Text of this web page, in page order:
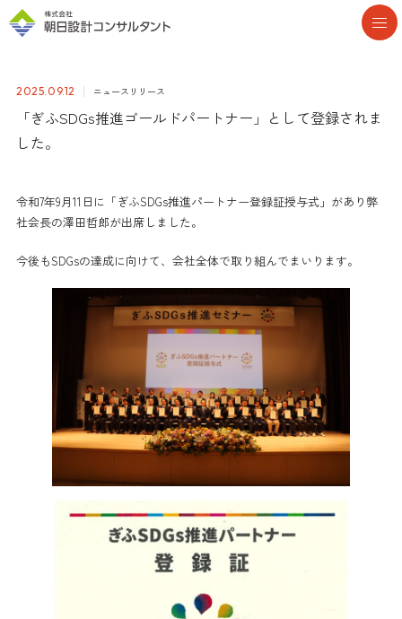
2025.09.12 ニュースリリース
「ぎふSDGs推進ゴールドパートナー」として登録されま
した。
令和7年9月11日に「ぎふSDGs推進パートナー登録証授与式」があり弊
社会長の澤田哲郎が出席しました。
今後もSDGsの達成に向けて、会社全体で取り組んでまいります。